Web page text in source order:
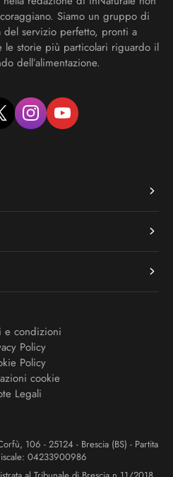
Siamo un gruppo di
servizio perfetto, pronti a
le storie più particolari riguardo il
dell’alimentazione.
instagramyoutube
e condizioni
Policy
Policy
cookie
Legali
106 - 25124 - Brescia (BS) - Partita
04233900986